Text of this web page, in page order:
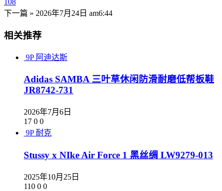
108
下一篇 » 2026年7月24日 am6:44
相关推荐
9P 阿迪达斯
Adidas SAMBA 三叶草休闲防滑耐磨低帮板鞋
JR8742-731
2026年7月6日
17 0 0
9P 耐克
Stussy x NIke Air Force 1 黑丝绸 LW9279-013
2025年10月25日
110 0 0